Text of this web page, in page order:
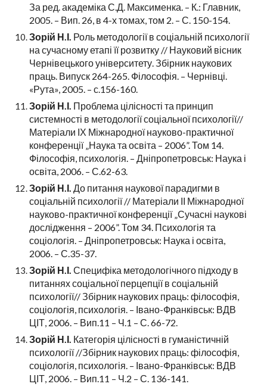
За ред. академіка С.Д. Максименка. – К.: Главник,
2005. – Вип. 26, в 4-х томах, том 2. – С. 150-154.
Зорій Н.І. Роль методології в соціальній психології
на сучасному етапі її розвитку // Науковий вісник
Чернівецького університету. Збірник наукових
праць. Випуск 264-265. Філософія. – Чернівці.
«Рута», 2005. – с.156-160.
Зорій Н.І. Проблема цілісності та принцип
системності в методології соціальної психології//
Матеріали ІХ Міжнародної науково-практичної
конференції „Наука та освіта – 2006”. Том 14.
Філософія, психологія. – Дніпропетровськ: Наука і
освіта, 2006. – С.62-63.
Зорій Н.І. До питання наукової парадигми в
соціальній психології // Матеріали ІІ Міжнародної
науково-практичної конференції „Сучасні наукові
дослідження – 2006”. Том 34. Психологія та
соціологія. – Дніпропетровськ: Наука і освіта,
2006. – С.35-37.
Зорій Н.І. Специфіка методологічного підходу в
питаннях соціальної перцепції в соціальній
психології// Збірник наукових праць: філософія,
соціологія, психологія. – Івано-Франківськ: ВДВ
ЦІТ, 2006. – Вип.11 – Ч.1 – С. 66-72.
Зорій Н.І. Категорія цілісності в гуманістичній
психології //Збірник наукових праць: філософія,
соціологія, психологія. – Івано-Франківськ: ВДВ
ЦІТ, 2006. – Вип.11 – Ч.2 – С. 136-141.